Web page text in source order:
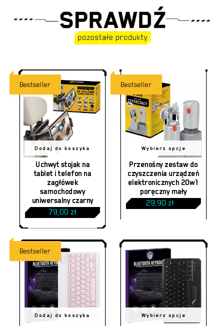
Bestseller
Dodaj do koszyka
Uchwyt stojak na
tablet i telefon na
zagłówek
samochodowy
uniwersalny czarny
79,00 zł
Bestseller
Wybierz opcje
produkt
ma
wariantów.
wybrać
stronie
produktu
Przenośny zestaw do
czyszczenia urządzeń
elektronicznych 20w1
poręczny mały
29,90zł
Zakres
cen:
45,00 zł
Bestseller
Dodaj do koszyka Wybierz opcje